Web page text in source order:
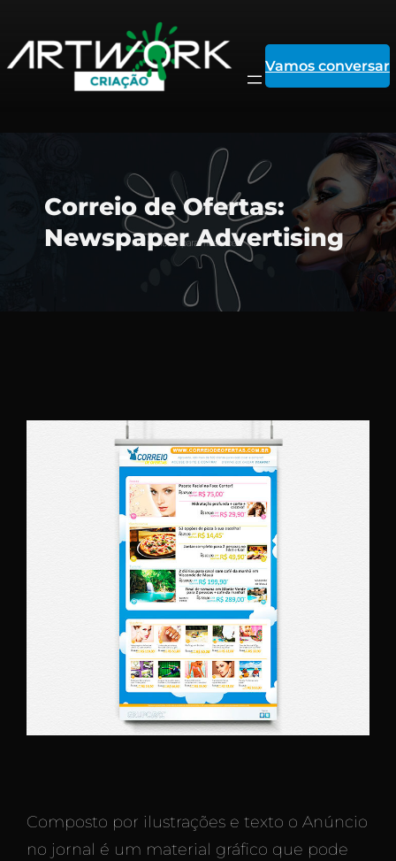
para
Vamos conversar
Correio de Ofertas:
Newspaper Advertising
Composto por ilustrações e texto o Anúncio
no jornal é um material gráfico que pode